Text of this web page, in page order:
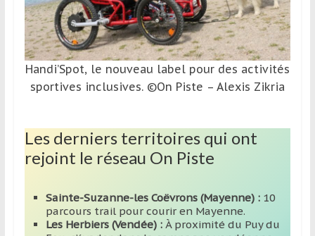
Handi’Spot, le nouveau label pour des activités
sportives inclusives. ©On Piste – Alexis Zikria
Les derniers territoires qui ont
rejoint le réseau On Piste
Sainte-Suzanne-les Coëvrons (Mayenne) : 10
parcours trail pour courir en Mayenne.
Les Herbiers (Vendée) : À proximité du Puy du